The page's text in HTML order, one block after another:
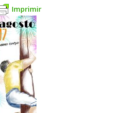
Imprimir